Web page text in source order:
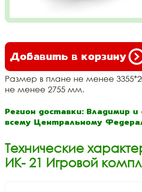
Добавить в корзину
Размер в плане не менее
не менее 2755 мм.
Регион доставки: Владимир
всему Центральному
Технические
ИК- 21 Игровой